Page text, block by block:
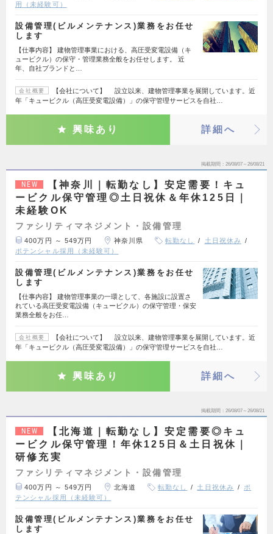
用（未経験可）
設備管理(ビルメンテナンス)業務をお任せ
します
【仕事内容】 建物管理事業における、高圧受変電設備（キ
ュービクル）の保守・管理業務全般をお任せします。 近
年、自社ブランドと…
会社概要
【会社について】 設立以来、建物管理事業を展開しています。近
年「キュービクル（高圧受変電設備）」の保守管理サービスを自社…
興味あり 詳細へ
掲載期間 26/08/07～26/08/21
NEW
【神奈川｜転勤なし】安定需要！キュ
ービクル保守管理◎土日祝休＆年休125日｜
未経験OK
ファシリティマネジメント・設備管理
400万円 ～ 549万円 神奈川県 転勤なし
土日祝休み
ポテンシャル採用（未経験可）
設備管理(ビルメンテナンス)業務をお任せ
します
【仕事内容】 建物管理事業の一環として、各施設に設置さ
れている高圧受変電設備（キュービクル）の保守管理・保安
業務全般をお任…
会社概要
【会社について】 設立以来、建物管理事業を展開しています。近
年「キュービクル（高圧受変電設備）」の保守管理サービスを自社…
興味あり 詳細へ
掲載期間 26/08/07～26/08/21
NEW
【北海道｜転勤なし】安定需要◎キュ
ービクル保守管理！年休125日＆土日祝休｜
研修充実
ファシリティマネジメント・設備管理
400万円 ～ 549万円 北海道 転勤なし 土日祝休み
ポ
テンシャル採用（未経験可）
設備管理(ビルメンテナンス)業務をお任せ
します